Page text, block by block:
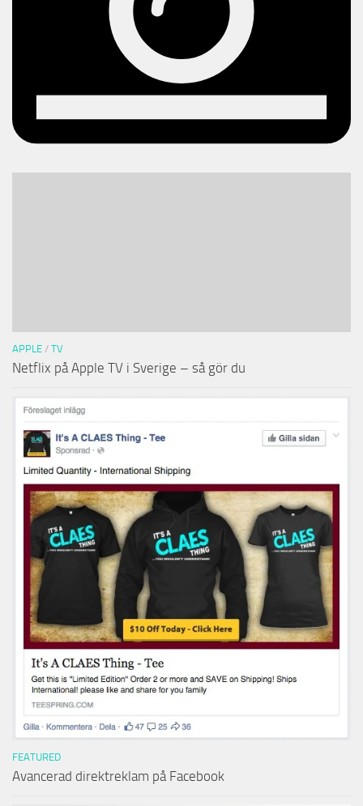
APPLE / TV
Netflix på Apple TV i Sverige – så gör du
FEATURED
Avancerad direktreklam på Facebook